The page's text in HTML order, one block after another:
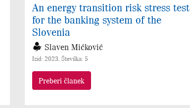
An energy transition risk stress test
for the banking system of the
Slovenia
Slaven Mićković
Izid: 2023, Številka: 5
Preberi članek